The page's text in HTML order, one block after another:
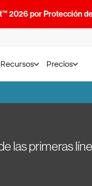
2026 por Protección
Recursos Precios
las primeras